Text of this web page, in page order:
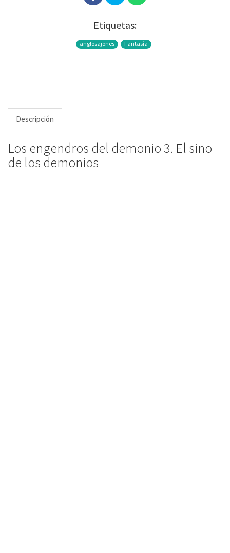
Etiquetas:
anglosajones Fantasía
Descripción
Los engendros del demonio 3. El sino
de los demonios